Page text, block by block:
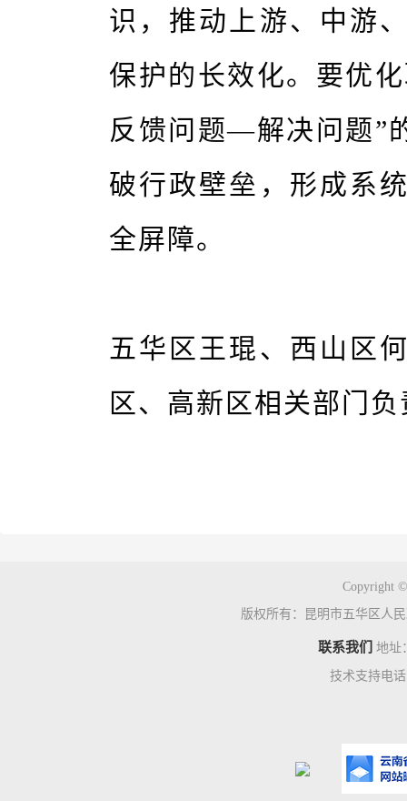
识，推动上游、中游
保护的长效化。要优
反馈问题—解决问题”
破行政壁垒，形成系
全屏障。
五华区王琨、西山区
区、高新区相关部门
Copyright
版权所有：昆明市五华区人
联系我们 地址
技术支持电